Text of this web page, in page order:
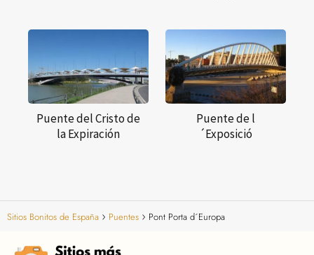
Puente del Cristo de
la Expiración
Puente de l
´Exposició
Sitios Bonitos de España Puentes Pont Porta d´Europa